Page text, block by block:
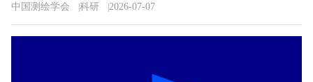
中国测绘学会 科研 2026-07-07